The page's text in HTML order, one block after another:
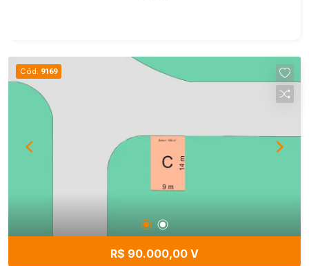
Cód. 9169
R$ 90.000,00 V